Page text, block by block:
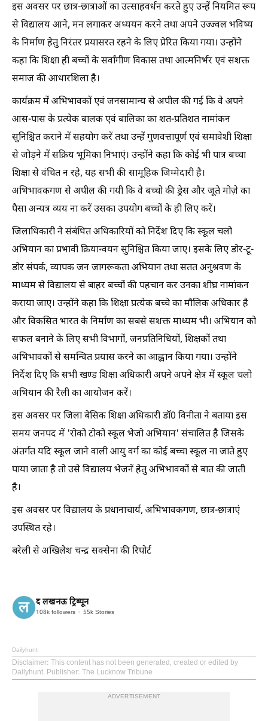
इस अवसर पर छात्र-छात्राओं का उत्साहवर्धन करते हुए उन्हें नियमित रूप
से विद्यालय आने, मन लगाकर अध्ययन करने तथा अपने उज्ज्वल भविष्य
के निर्माण हेतु निरंतर प्रयासरत रहने के लिए प्रेरित किया गया। उन्होंने
कहा कि शिक्षा ही बच्चों के सर्वांगीण विकास तथा आत्मनिर्भर एवं सशक्त
समाज की आधारशिला है।
कार्यक्रम में अभिभावकों एवं जनसामान्य से अपील की गई कि वे अपने
आस-पास के प्रत्येक बालक एवं बालिका का शत-प्रतिशत नामांकन
सुनिश्चित कराने में सहयोग करें तथा उन्हें गुणवत्तापूर्ण एवं समावेशी शिक्षा
से जोड़ने में सक्रिय भूमिका निभाएं। उन्होंने कहा कि कोई भी पात्र बच्चा
शिक्षा से वंचित न रहे, यह सभी की सामूहिक जिम्मेदारी है।
अभिभावकगण से अपील की गयी कि वे बच्चो की ड्रेस और जूते मोज़े का
पैसा अन्यत्र व्यय ना करें उसका उपयोग बच्चों के ही लिए करें।
जिलाधिकारी ने संबंधित अधिकारियों को निर्देश दिए कि स्कूल चलो
अभियान का प्रभावी क्रियान्वयन सुनिश्चित किया जाए। इसके लिए डोर-टू-
डोर संपर्क, व्यापक जन जागरूकता अभियान तथा सतत अनुश्रवण के
माध्यम से विद्यालय से बाहर बच्चों की पहचान कर उनका शीघ्र नामांकन
कराया जाए। उन्होंने कहा कि शिक्षा प्रत्येक बच्चे का मौलिक अधिकार है
और विकसित भारत के निर्माण का सबसे सशक्त माध्यम भी। अभियान को
सफल बनाने के लिए सभी विभागों, जनप्रतिनिधियों, शिक्षकों तथा
अभिभावकों से समन्वित प्रयास करने का आह्वान किया गया। उन्होंने
निर्देश दिए कि सभी खण्ड शिक्षा अधिकारी अपने अपने क्षेत्र में स्कूल चलो
अभियान की रैली का आयोजन करें।
इस अवसर पर जिला बेसिक शिक्षा अधिकारी डॉ0 विनीता ने बताया इस
समय जनपद में 'रोको टोको स्कूल भेजो अभियान' संचालित है जिसके
अंतर्गत यदि स्कूल जाने वाली आयु वर्ग का कोई बच्चा स्कूल ना जाते हुए
पाया जाता है तो उसे विद्यालय भेजनें हेतु अभिभावकों से बात की जाती
है।
इस अवसर पर विद्यालय के प्रधानाचार्य, अभिभावकगण, छात्र-छात्राएं
उपस्थित रहे।
बरेली से अखिलेश चन्द्र सक्सेना की रिपोर्ट
द लखनऊ ट्रिब्यून
108k followers 55k Stories
Dailyhunt
Disclaimer: This content has not been generated, created or edited by
Dailyhunt. Publisher: The Lucknow Tribune
ADVERTISEMENT